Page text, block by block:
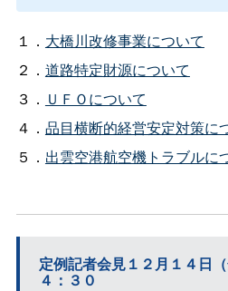
１． 大橋川改修事業について
２． 道路特定財源について
３． ＵＦＯについて
４． 品目横断的経営安定対策に
５． 出雲空港航空機トラブルに
定例記者会見１２月１４日
４：３０